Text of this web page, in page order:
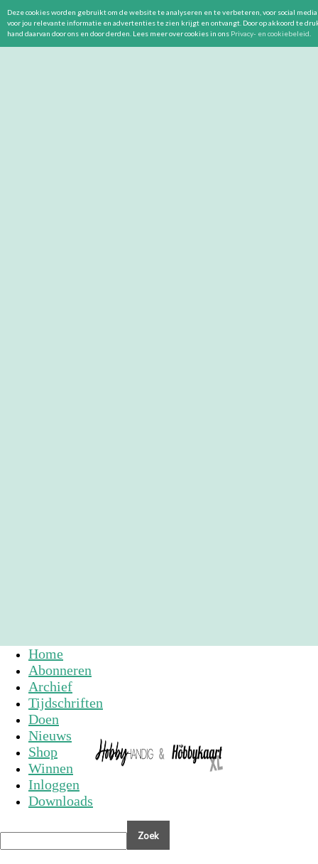
Home
Abonneren
Archief
Tijdschriften
Doen
Nieuws
Shop
Winnen
Inloggen
Downloads
Deze cookies worden gebruikt om de website te analyseren en te verbeteren, voor social
voor jou relevante informatie en advertenties te zien krijgt en ontvangt. Door op akkoord te
hand daarvan door ons en door derden. Lees meer over cookies in ons Privacy- en cookiebeleid